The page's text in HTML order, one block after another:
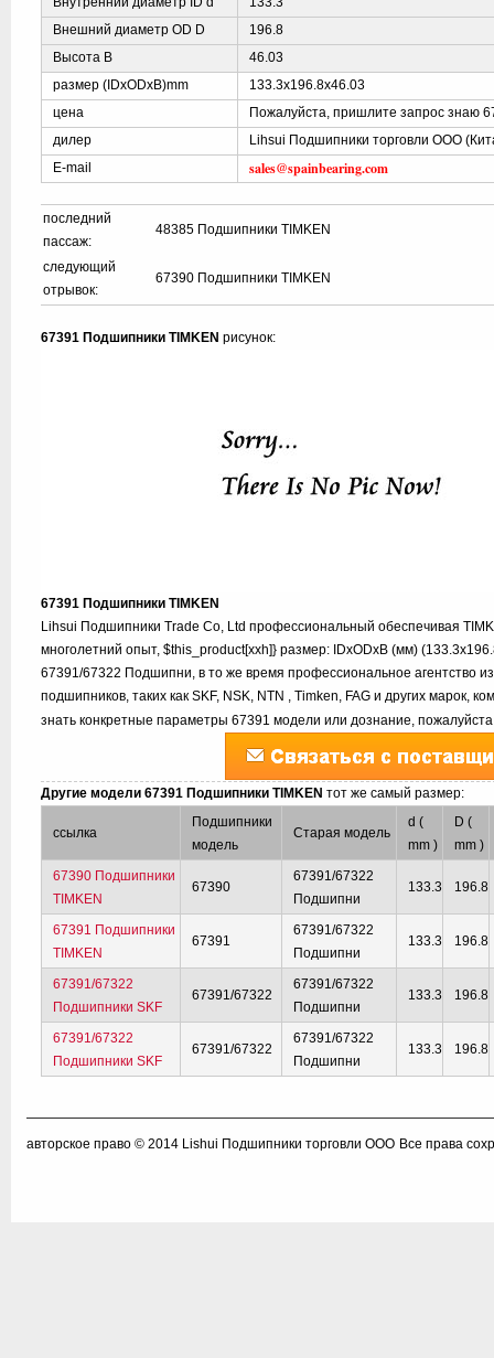
Внешний диаметр OD D
196.8
Высота B
46.03
размер (IDxODxB)mm
133.3x196.8x46.03
цена
Пожалуйста, пришлите запрос знаю
дилер
Lihsui Подшипники торговли ООО
E-mail
sales@spainbearing.com
последний
пассаж:
48385 Подшипники TIMKEN
следующий
отрывок:
67390 Подшипники TIMKEN
67391 Подшипники TIMKEN рисунок:
67391 Подшипники TIMKEN
Lihsui Подшипники Trade Co, Ltd профессиональный обеспечивая
многолетний опыт, $this_product[xxh]} размер: IDxODxB (мм)
67391/67322 Подшипни, в то же время профессиональное агентство
подшипников, таких как SKF, NSK, NTN , Timken, FAG и других марок,
знать конкретные параметры 67391 модели или дознание,
Другие модели 67391 Подшипники TIMKENтот же самый размер:
ссылка
Подшипники
модель
Старая модель
d (
mm )
D (
mm )
67390 Подшипники
TIMKEN
67390
67391/67322
Подшипни
133.3 196.8
67391 Подшипники
TIMKEN
67391
67391/67322
Подшипни
133.3 196.8
67391/67322
Подшипники SKF
67391/67322
67391/67322
Подшипни
133.3 196.8
67391/67322
Подшипники SKF
67391/67322
67391/67322
Подшипни
133.3 196.8
авторское право © 2014 Lishui Подшипники торговли ООО Все права